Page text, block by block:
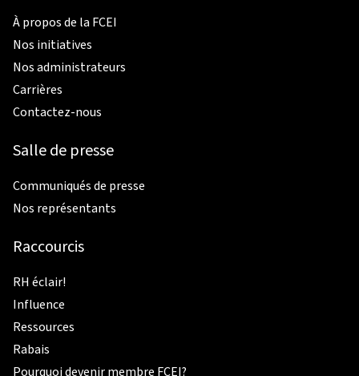
À propos de la FCEI
Nos initiatives
Nos administrateurs
Carrières
Contactez-nous
Salle de presse
Communiqués de presse
Nos représentants
Raccourcis
RH éclair!
Influence
Ressources
Rabais
Pourquoi devenir membre FCEI?